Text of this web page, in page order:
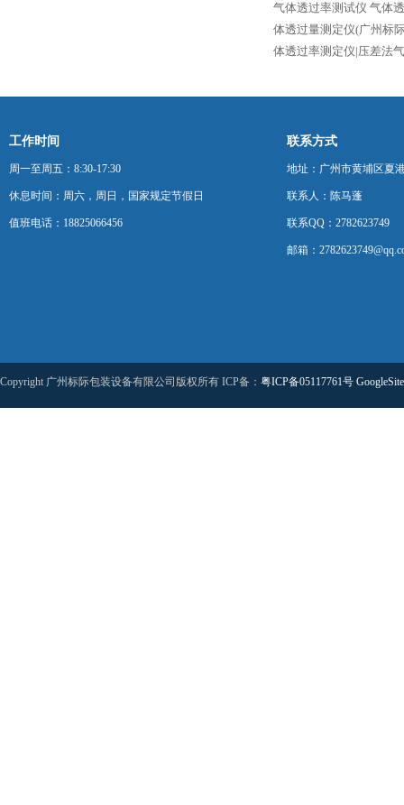
气体透过率测试仪 气体
体透过量测定仪(广州标
体透过率测定仪|压差法
工作时间
周一至周五：8:30-17:30
休息时间：周六，周日，国家规定节假日
值班电话：18825066456
联系方式
地址：广州市黄埔区夏
联系人：陈马蓬
联系QQ：2782623749
邮箱：
Copyright 广州标际包装设备有限公司版权所有 ICP备： 粤ICP备05117761号